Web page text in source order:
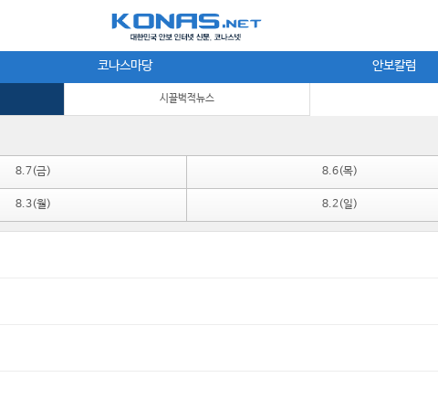
코나스마당 안보칼럼
시끌벅적뉴스
8.7(금) 8.6(목)
8.3(월) 8.2(일)